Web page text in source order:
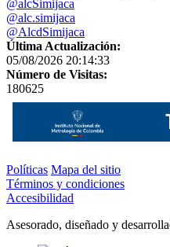
@alcSimijaca
@alc.simijaca
@AlcdSimijaca
Última Actualización:
05/08/2026 20:14:33
Número de Visitas:
180625
Políticas Mapa del sitio
Términos y condiciones
Accesibilidad
Asesorado, diseñado y